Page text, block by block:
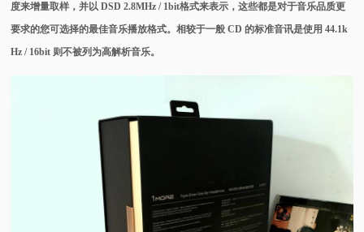
度来增量取样，并以 DSD 2.8MHz / 1bit格式来表示，这些都是对于音乐品质更
要求的您可选择的最佳音乐播放格式。相较于一般 CD 的标准音讯是使用 44.1k
Hz / 16bit 则不被列为高解析音乐。